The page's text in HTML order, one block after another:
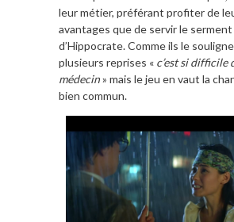
leur métier, préférant profiter de
avantages que de servir le serment
d’Hippocrate. Comme ils le
plusieurs reprises « c’est si difficile
médecin» mais le jeu en vaut la
bien commun.